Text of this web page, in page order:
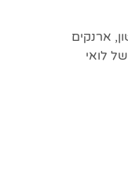
, ארנקים
לואי